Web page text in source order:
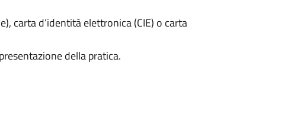
carta d’identità elettronica (CIE) o carta
della pratica.